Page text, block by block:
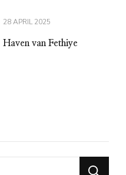
28 APRIL 2025
Haven van Fethiye